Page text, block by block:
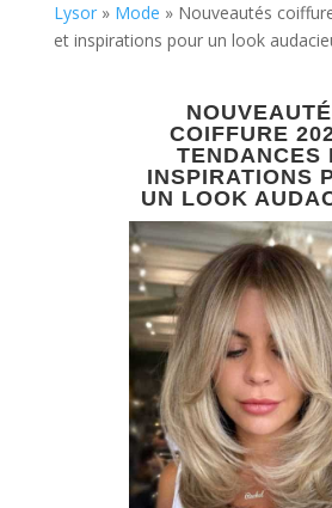
Lysor» Mode » Nouveautés
et inspirations pour un look
COIFFURE
TENDANCES
INSPIRATIONS
UN LOOK